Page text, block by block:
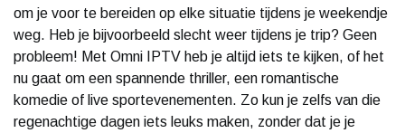
om je voor te bereiden op elke situatie tijdens je weekendje
weg. Heb je bijvoorbeeld slecht weer tijdens je trip? Geen
probleem! Met Omni IPTV heb je altijd iets te kijken, of het
nu gaat om een spannende thriller, een romantische
komedie of live sportevenementen. Zo kun je zelfs van die
regenachtige dagen iets leuks maken, zonder dat je je